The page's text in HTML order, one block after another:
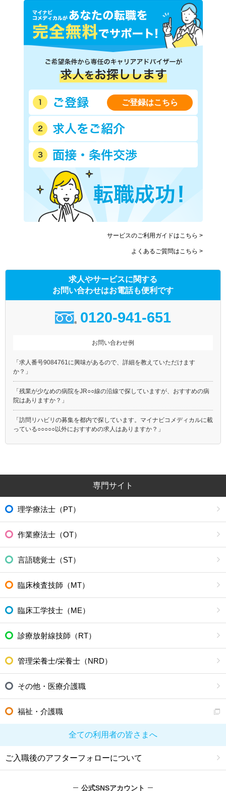
ご登録はこちら
サービスのご利用ガイドはこちら >
よくあるご質問はこちら >
求人やサービスに関する
お問い合わせはお電話も便利です
0120-941-651
お問い合わせ例
「求人番号9084761に興味があるので、詳細を教えていただけます
か？」
「残業が少なめの病院をJR○○線の沿線で探していますが、おすすめの病
院はありますか？」
「訪問リハビリの募集を都内で探しています。マイナビコメディカルに載
っている○○○○○以外におすすめの求人はありますか？」
専門サイト
理学療法士（PT）
作業療法士（OT）
言語聴覚士（ST）
臨床検査技師（MT）
臨床工学技士（ME）
診療放射線技師（RT）
管理栄養士/栄養士（NRD）
その他・医療介護職
福祉・介護職
全ての利用者の皆さまへ
ご入職後のアフターフォローについて
公式SNSアカウント